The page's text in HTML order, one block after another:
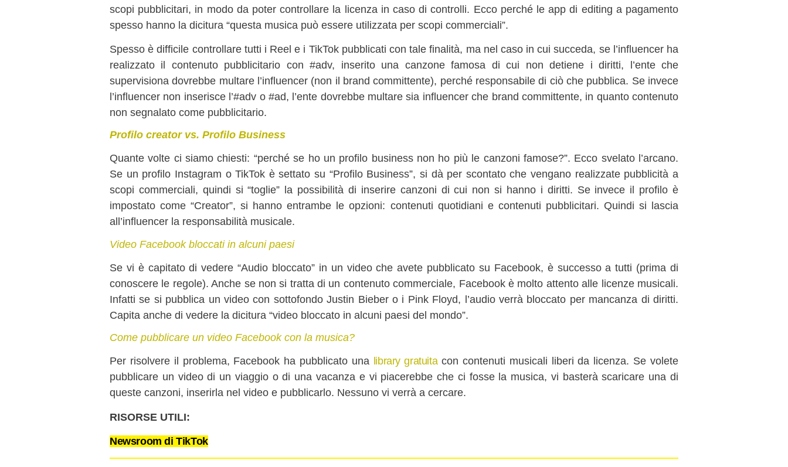
scopi pubblicitari, in modo da poter controllare la licenza in caso di controlli. Ecco perché le app di editing a pagamento
spesso hanno la dicitura “questa musica può essere utilizzata per scopi commerciali”.
Spesso è difficile controllare tutti i Reel e i TikTok pubblicati con tale finalità, ma nel caso in cui succeda, se l’influencer ha
realizzato il contenuto pubblicitario con #adv, inserito una canzone famosa di cui non detiene i diritti, l’ente che
supervisiona dovrebbe multare l’influencer (non il brand committente), perché responsabile di ciò che pubblica. Se invece
l’influencer non inserisce l’#adv o #ad, l’ente dovrebbe multare sia influencer che brand committente, in quanto contenuto
non segnalato come pubblicitario.
Profilo creator vs. Profilo Business
Quante volte ci siamo chiesti: “perché se ho un profilo business non ho più le canzoni famose?”. Ecco svelato l’arcano.
Se un profilo Instagram o TikTok è settato su “Profilo Business”, si dà per scontato che vengano realizzate pubblicità a
scopi commerciali, quindi si “toglie” la possibilità di inserire canzoni di cui non si hanno i diritti. Se invece il profilo è
impostato come “Creator”, si hanno entrambe le opzioni: contenuti quotidiani e contenuti pubblicitari. Quindi si lascia
all’influencer la responsabilità musicale.
Video Facebook bloccati in alcuni paesi
Se vi è capitato di vedere “Audio bloccato” in un video che avete pubblicato su Facebook, è successo a tutti (prima di
conoscere le regole). Anche se non si tratta di un contenuto commerciale, Facebook è molto attento alle licenze musicali.
Infatti se si pubblica un video con sottofondo Justin Bieber o i Pink Floyd, l’audio verrà bloccato per mancanza di diritti.
Capita anche di vedere la dicitura “video bloccato in alcuni paesi del mondo”.
Come pubblicare un video Facebook con la musica?
Per risolvere il problema, Facebook ha pubblicato una library gratuitacon contenuti musicali liberi da licenza. Se volete
pubblicare un video di un viaggio o di una vacanza e vi piacerebbe che ci fosse la musica, vi basterà scaricare una di
queste canzoni, inserirla nel video e pubblicarlo. Nessuno vi verrà a cercare.
RISORSE UTILI:
Newsroom di TikTok